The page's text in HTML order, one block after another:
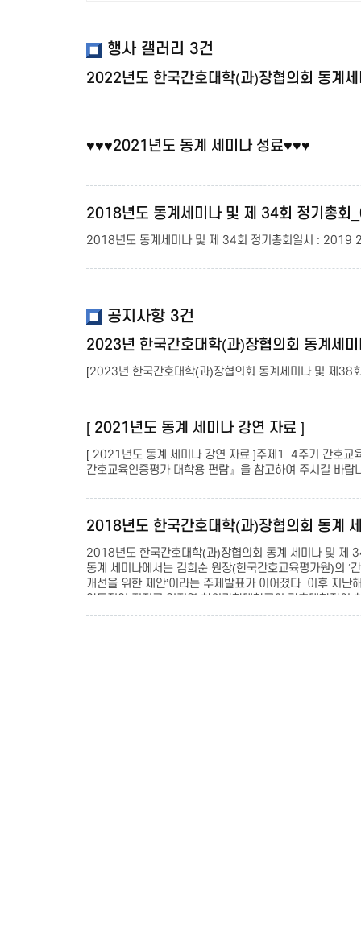
행사 갤러리 3건
2022년도 한국간호대학(과)장협의회 동계
♥♥♥2021년도 동계 세미나 성료♥♥♥
2018년도 동계세미나 및 제 34회 정기총회
2018년도 동계세미나 및 제 34회 정기총회일시 : 2019
공지사항 3건
2023년 한국간호대학(과)장협의회 동계세
[2023년 한국간호대학(과)장협의회 동계세미나 및 제
[ 2021년도 동계 세미나 강연 자료 ]
[ 2021년도 동계 세미나 강연 자료 ]주제1. 4주기 간호교
간호교육인증평가 대학용 편람』을 참고하여 주시길 바랍
2018년도 한국간호대학(과)장협의회 동계
2018년도 한국간호대학(과)장협의회 동계 세미나 및 제
동계 세미나에서는 김희순 원장(한국간호교육평가원)의 ‘
개선을 위한 제안’이라는 주제발표가 이어졌다. 이후 지
압도적인 지지로 임지영 차의과학대학교의 간호대학장이